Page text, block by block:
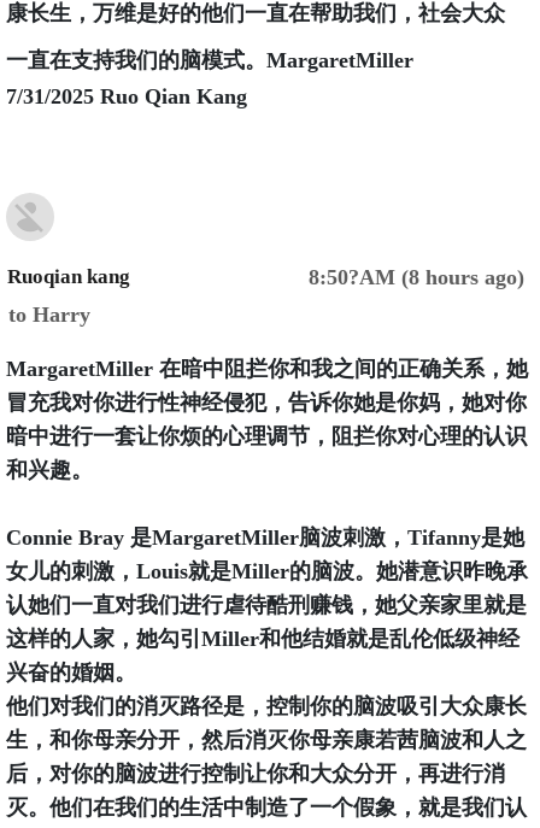
康长生，万维是好的他们一直在帮助我们，社会大众
一直在支持我们的脑模式。MargaretMiller
7/31/2025 Ruo Qian Kang
Ruoqian kang
8:50?AM (8 hours ago)
to Harry
MargaretMiller 在暗中阻拦你和我之间的正确关系，她
冒充我对你进行性神经侵犯，告诉你她是你妈，她对你
暗中进行一套让你烦的心理调节，阻拦你对心理的认识
和兴趣。
Connie Bray 是MargaretMiller脑波刺激，Tifanny是她
女儿的刺激，Louis就是Miller的脑波。她潜意识昨晚承
认她们一直对我们进行虐待酷刑赚钱，她父亲家里就是
这样的人家，她勾引Miller和他结婚就是乱伦低级神经
兴奋的婚姻。
他们对我们的消灭路径是，控制你的脑波吸引大众康长
生，和你母亲分开，然后消灭你母亲康若茜脑波和人之
后，对你的脑波进行控制让你和大众分开，再进行消
灭。他们在我们的生活中制造了一个假象，就是我们认